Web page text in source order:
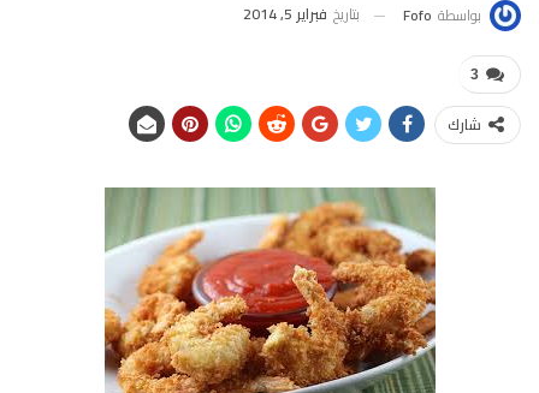
بواسطة Fofo بتاريخ فبراير 5, 2014
3
شارك